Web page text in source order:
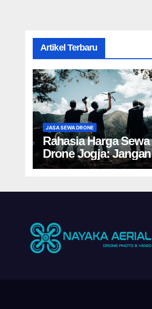
Artikel Terbaru
JASA SEWA DRONE
Rahasia Harga Sewa
Drone Jogja: Jangan
Salah Pilih, Rugi!